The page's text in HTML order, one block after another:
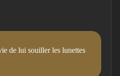
de lui souiller les lunettes